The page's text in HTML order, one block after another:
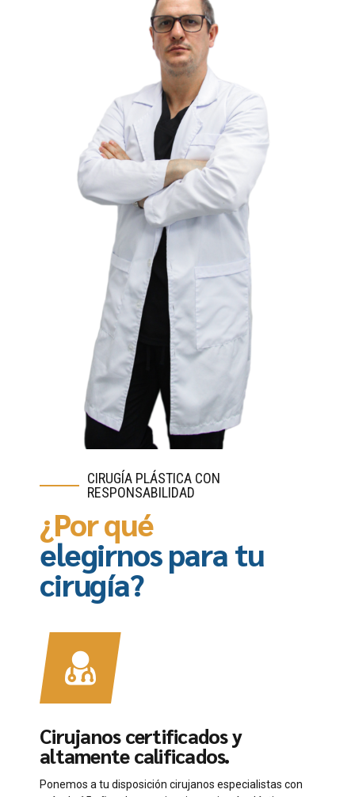
CIRUGÍA PLÁSTICA CON
RESPONSABILIDAD
¿Por qué
elegirnos para tu
cirugía?
Cirujanos certificados y
altamente calificados.
Ponemos a tu disposición cirujanos especialistas con